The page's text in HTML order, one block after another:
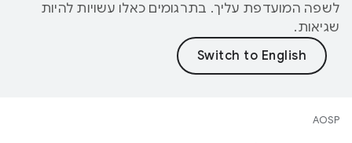
לשפה המועדפת עליך. בתרגומים כאלו עשויות להיות
שגיאות.
AOSP